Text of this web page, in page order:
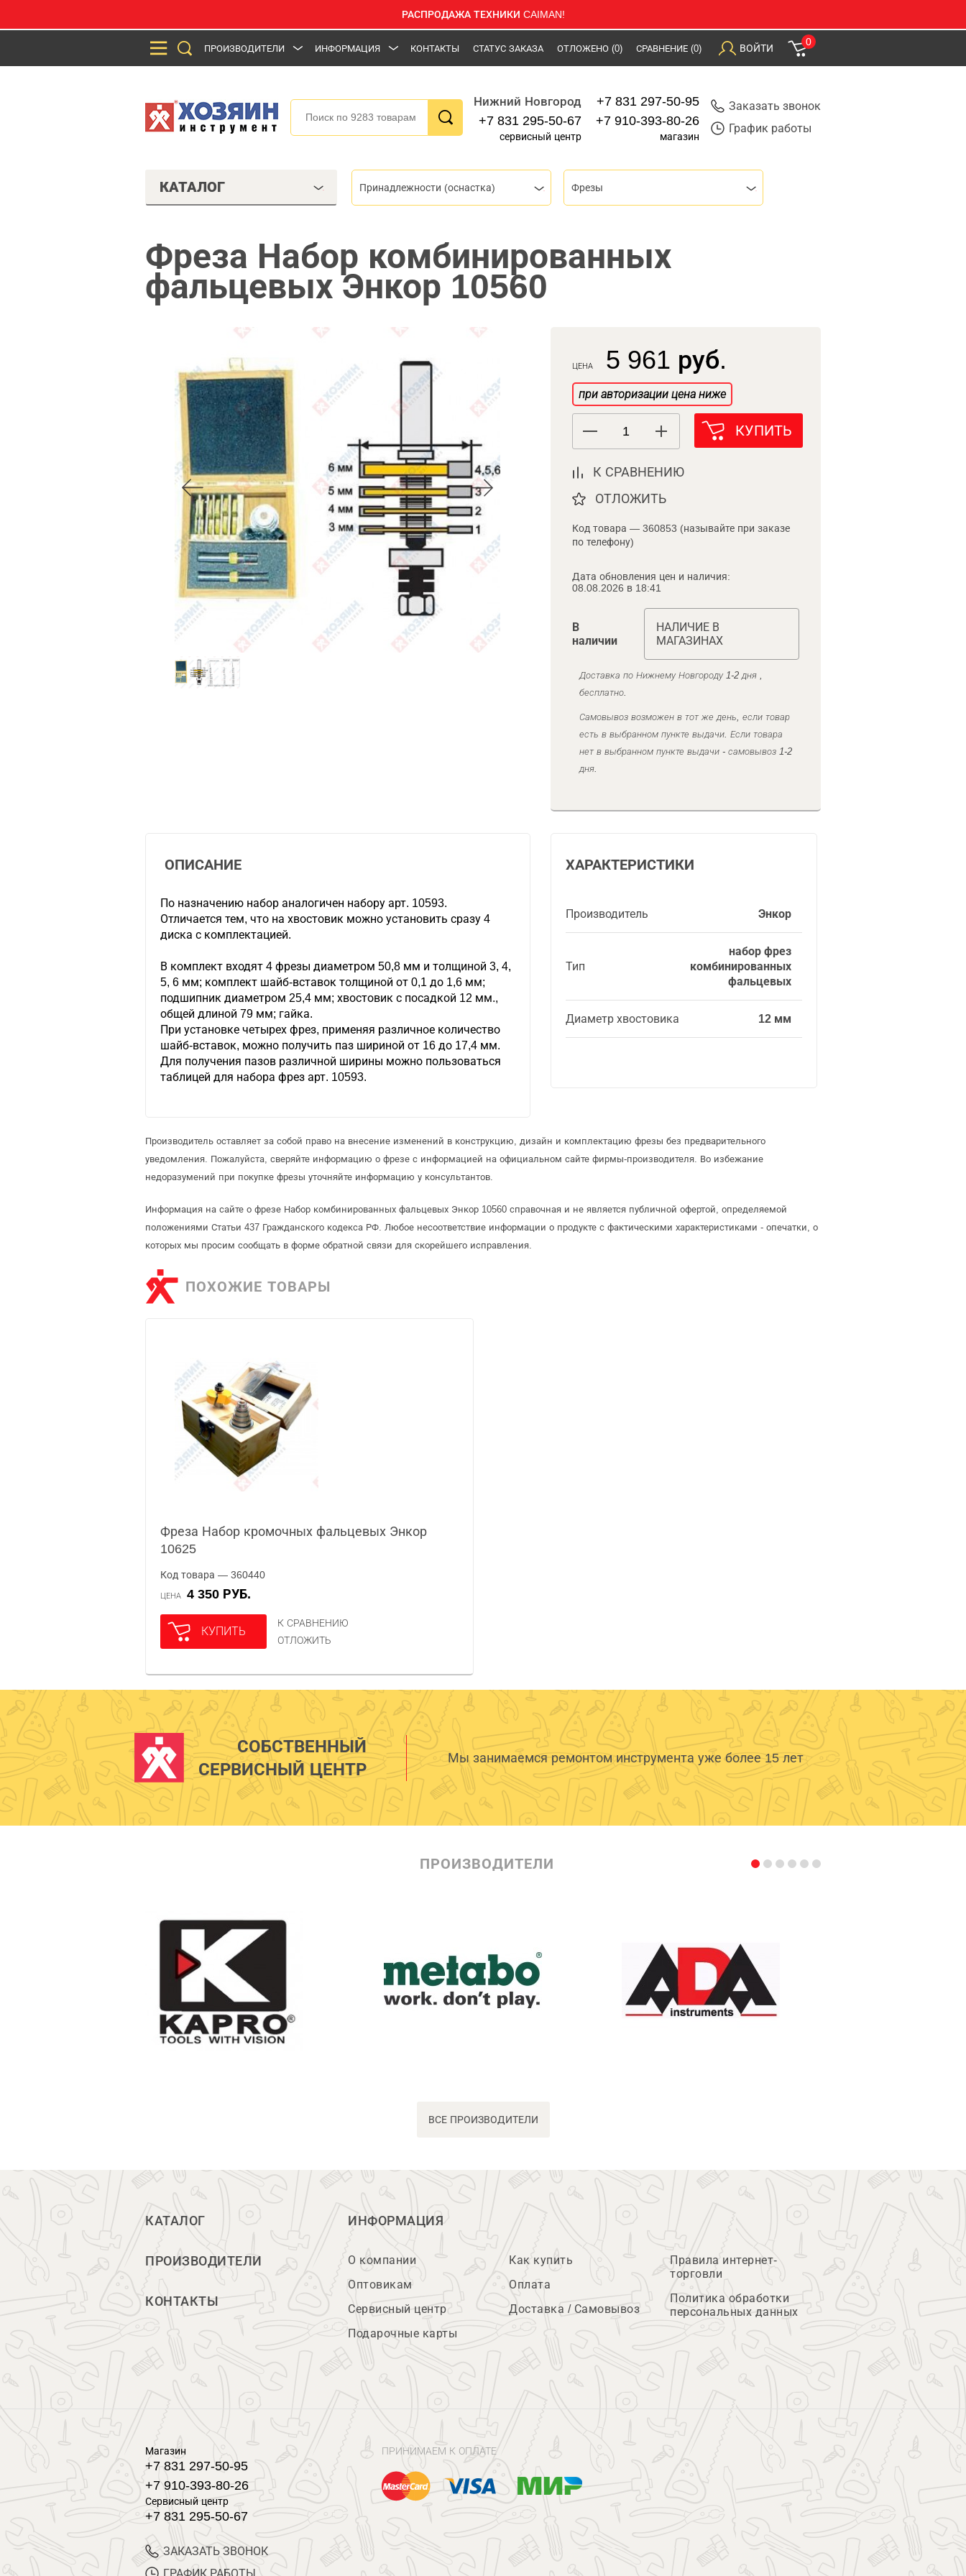
РАСПРОДАЖА ТЕХНИКИ CAIMAN!
ПРОИЗВОДИТЕЛИ ИНФОРМАЦИЯ КОНТАКТЫ СТАТУС ЗАКАЗА ОТЛОЖЕНО (0) СРАВНЕНИЕ (0) ВОЙТИ
0
Нижний Новгород
+7 831 295-50-67
сервисный центр
+7 831 297-50-95
+7 910-393-80-26
магазин
Заказать звонок
График работы
КАТАЛОГ Принадлежности (оснастка) Фрезы
Фреза Набор комбинированных
фальцевых Энкор 10560
ЦЕНА 5 961 руб.
при авторизации цена ниже
КУПИТЬ
К СРАВНЕНИЮ
ОТЛОЖИТЬ
Код товара — 360853 (называйте при заказе
по телефону)
Дата обновления цен и наличия:
08.08.2026 в 18:41
В
наличии
НАЛИЧИЕ В
МАГАЗИНАХ
Доставка по Нижнему Новгороду 1-2 дня ,
бесплатно.
Самовывоз возможен в тот же день, если товар
есть в выбранном пункте выдачи. Если товара
нет в выбранном пункте выдачи - самовывоз 1-2
дня.
ХАРАКТЕРИСТИКИ
Производитель Энкор
Тип
набор фрез
комбинированных
фальцевых
Диаметр хвостовика 12 мм
ОПИСАНИЕ
По назначению набор аналогичен набору арт. 10593.
Отличается тем, что на хвостовик можно установить сразу 4
диска с комплектацией.
В комплект входят 4 фрезы диаметром 50,8 мм и толщиной 3, 4,
5, 6 мм; комплект шайб-вставок толщиной от 0,1 до 1,6 мм;
подшипник диаметром 25,4 мм; хвостовик с посадкой 12 мм.,
общей длиной 79 мм; гайка.
При установке четырех фрез, применяя различное количество
шайб-вставок, можно получить паз шириной от 16 до 17,4 мм.
Для получения пазов различной ширины можно пользоваться
таблицей для набора фрез арт. 10593.
Производитель оставляет за собой право на внесение изменений в конструкцию, дизайн и комплектацию фрезы без предварительного
уведомления. Пожалуйста, сверяйте информацию о фрезе с информацией на официальном сайте фирмы-производителя. Во избежание
недоразумений при покупке фрезы уточняйте информацию у консультантов.
Информация на сайте о фрезе Набор комбинированных фальцевых Энкор 10560 справочная и не является публичной офертой, определяемой
положениями Статьи 437 Гражданского кодекса РФ. Любое несоответствие информации о продукте с фактическими характеристиками - опечатки, о
которых мы просим сообщать в форме обратной связи для скорейшего исправления.
ПОХОЖИЕ ТОВАРЫ
Фреза Набор кромочных фальцевых Энкор
10625
Код товара — 360440
ЦЕНА 4 350 РУБ.
КУПИТЬ
К СРАВНЕНИЮ
ОТЛОЖИТЬ
СОБСТВЕННЫЙ
СЕРВИСНЫЙ ЦЕНТР
Мы занимаемся ремонтом инструмента уже более 15 лет
ПРОИЗВОДИТЕЛИ
ВСЕ ПРОИЗВОДИТЕЛИ
КАТАЛОГ
ПРОИЗВОДИТЕЛИ
КОНТАКТЫ
ИНФОРМАЦИЯ
О компании
Оптовикам
Сервисный центр
Подарочные карты
Как купить
Оплата
Доставка / Самовывоз
Правила интернет-
торговли
Политика обработки
персональных данных
Магазин
+7 831 297-50-95
+7 910-393-80-26
Сервисный центр
+7 831 295-50-67
ЗАКАЗАТЬ ЗВОНОК
ГРАФИК РАБОТЫ
ПРИНИМАЕМ К ОПЛАТЕ